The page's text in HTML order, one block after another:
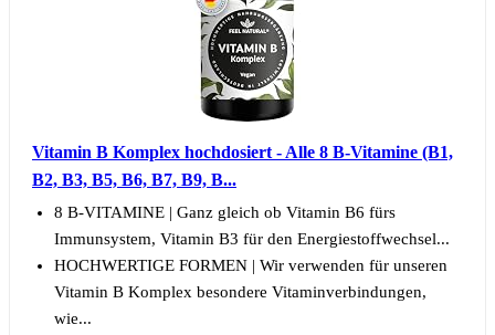
Vitamin B Komplex hochdosiert - Alle 8 B-Vitamine (B1,
B2, B3, B5, B6, B7, B9, B...
8 B-VITAMINE | Ganz gleich ob Vitamin B6 fürs
Immunsystem, Vitamin B3 für den Energiestoffwechsel...
HOCHWERTIGE FORMEN | Wir verwenden für unseren
Vitamin B Komplex besondere Vitaminverbindungen,
wie...